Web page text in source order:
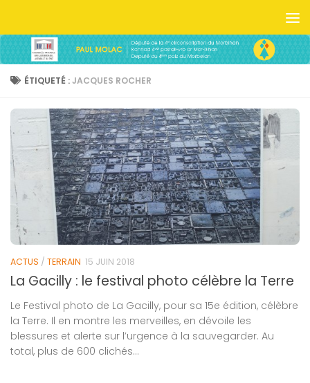
ÉTIQUETÉ :JACQUES ROCHER
ACTUS / TERRAIN 15 JUIN 2018
La Gacilly : le festival photo célèbre la Terre
Le Festival photo de La Gacilly, pour sa 15e édition, célèbre
la Terre. Il en montre les merveilles, en dévoile les
blessures et alerte sur l’urgence à la sauvegarder. Au
total, plus de 600 clichés...